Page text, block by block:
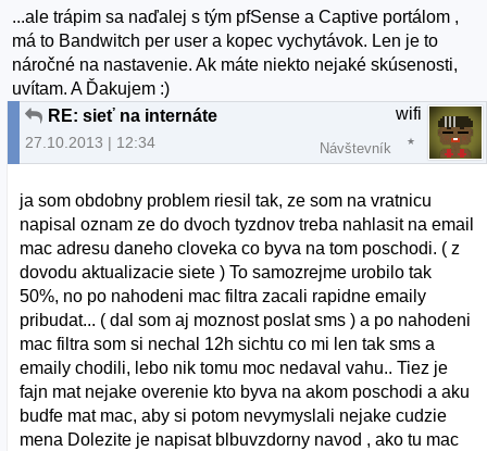
...ale trápim sa naďalej s tým pfSense a Captive portálom ,
má to Bandwitch per user a kopec vychytávok. Len je to
náročné na nastavenie. Ak máte niekto nejaké skúsenosti,
uvítam. A Ďakujem :)
RE: sieť na internáte
27.10.2013 | 12:34
wifi
Návštevník
ja som obdobny problem riesil tak, ze som na vratnicu
napisal oznam ze do dvoch tyzdnov treba nahlasit na email
mac adresu daneho cloveka co byva na tom poschodi. ( z
dovodu aktualizacie siete ) To samozrejme urobilo tak
50%, no po nahodeni mac filtra zacali rapidne emaily
pribudat... ( dal som aj moznost poslat sms ) a po nahodeni
mac filtra som si nechal 12h sichtu co mi len tak sms a
emaily chodili, lebo nik tomu moc nedaval vahu.. Tiez je
fajn mat nejake overenie kto byva na akom poschodi a aku
budfe mat mac, aby si potom nevymyslali nejake cudzie
mena Dolezite je napisat blbuvzdorny navod , ako tu mac